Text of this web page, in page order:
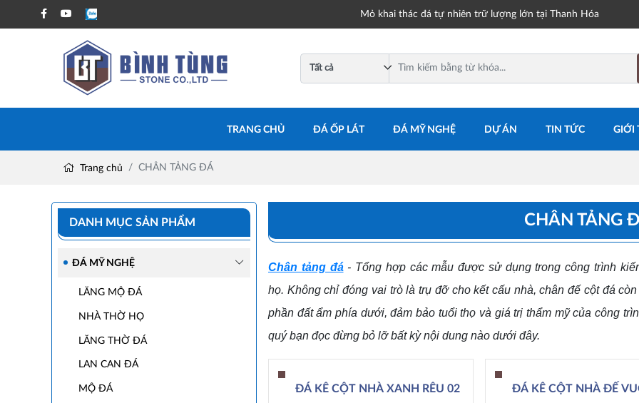
Mỏ khai thác đá tự nhiên trữ lượng lớn tại Thanh Hóa
TRANG CHỦ ĐÁ ỐP LÁT ĐÁ MỸ NGHỆ DỰ ÁN TIN TỨC GIỚI
Trang chủ CHÂN TẢNG ĐÁ
CHÂN TẢNG
Chân tảng đá- Tổng hợp các mẫu được sử dụng trong công trình
họ. Không chỉ đóng vai trò là trụ đỡ cho kết cấu nhà, chân đế cột đá
phần đất ẩm phía dưới, đảm bảo tuổi thọ và giá trị thẩm mỹ của công
quý bạn đọc đừng bỏ lỡ bất kỳ nội dung nào dưới đây.
ĐÁ KÊ CỘT NHÀ XANH RÊU 02 ĐÁ KÊ CỘT NHÀ ĐẾ
DANH MỤC SẢN PHẨM
ĐÁ MỸ NGHỆ
LĂNG MỘ ĐÁ
NHÀ THỜ HỌ
LĂNG THỜ ĐÁ
LAN CAN ĐÁ
MỘ ĐÁ